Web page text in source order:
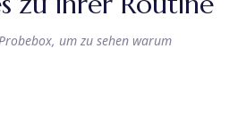
um zu sehen warum